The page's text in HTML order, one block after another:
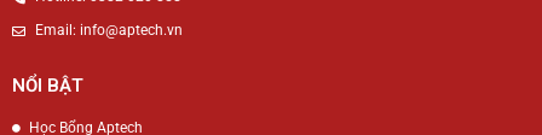
Email: info@aptech.vn
NỔI BẬT
Học Bổng Aptech